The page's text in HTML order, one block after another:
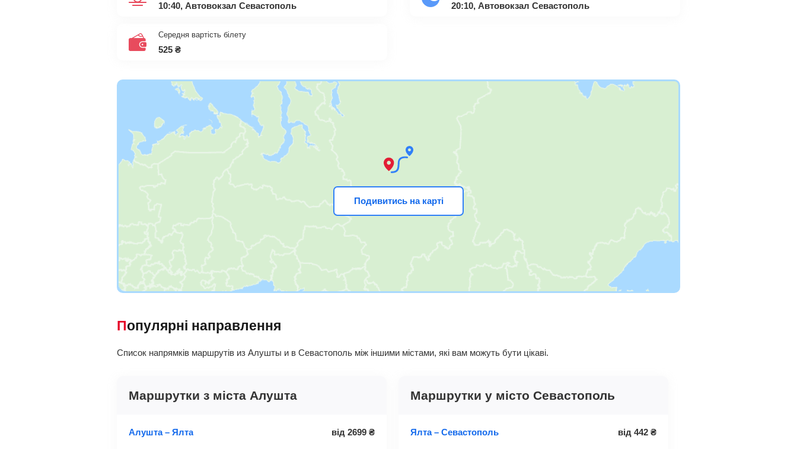
10:40, Автовокзал Севастополь 20:10, Автовокзал Севастополь
Середня вартість білету
525 ₴
Подивитись на карті
Популярні направлення
Список напрямків маршрутів из Алушты и в Севастополь між іншими містами, які вам можуть бути цікаві.
Маршрутки з міста Алушта
Алушта – Ялта від 2699 ₴
Маршрутки у місто Севастополь
Ялта – Севастополь від 442 ₴